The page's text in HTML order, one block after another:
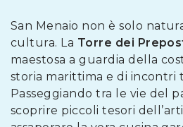
San Menaio non è solo
cultura. La Torre dei
maestosa a guardia della
storia marittima e di incontri
Passeggiando tra le vie del
scoprire piccoli tesori